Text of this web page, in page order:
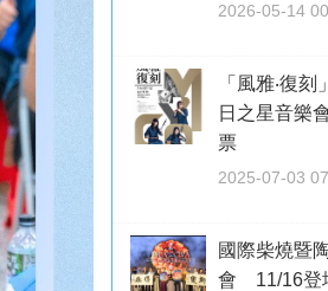
2026-05-14
「風雅‧復
日之星音樂
票
2025-07-03
國際柴燒暨
會 11/16登